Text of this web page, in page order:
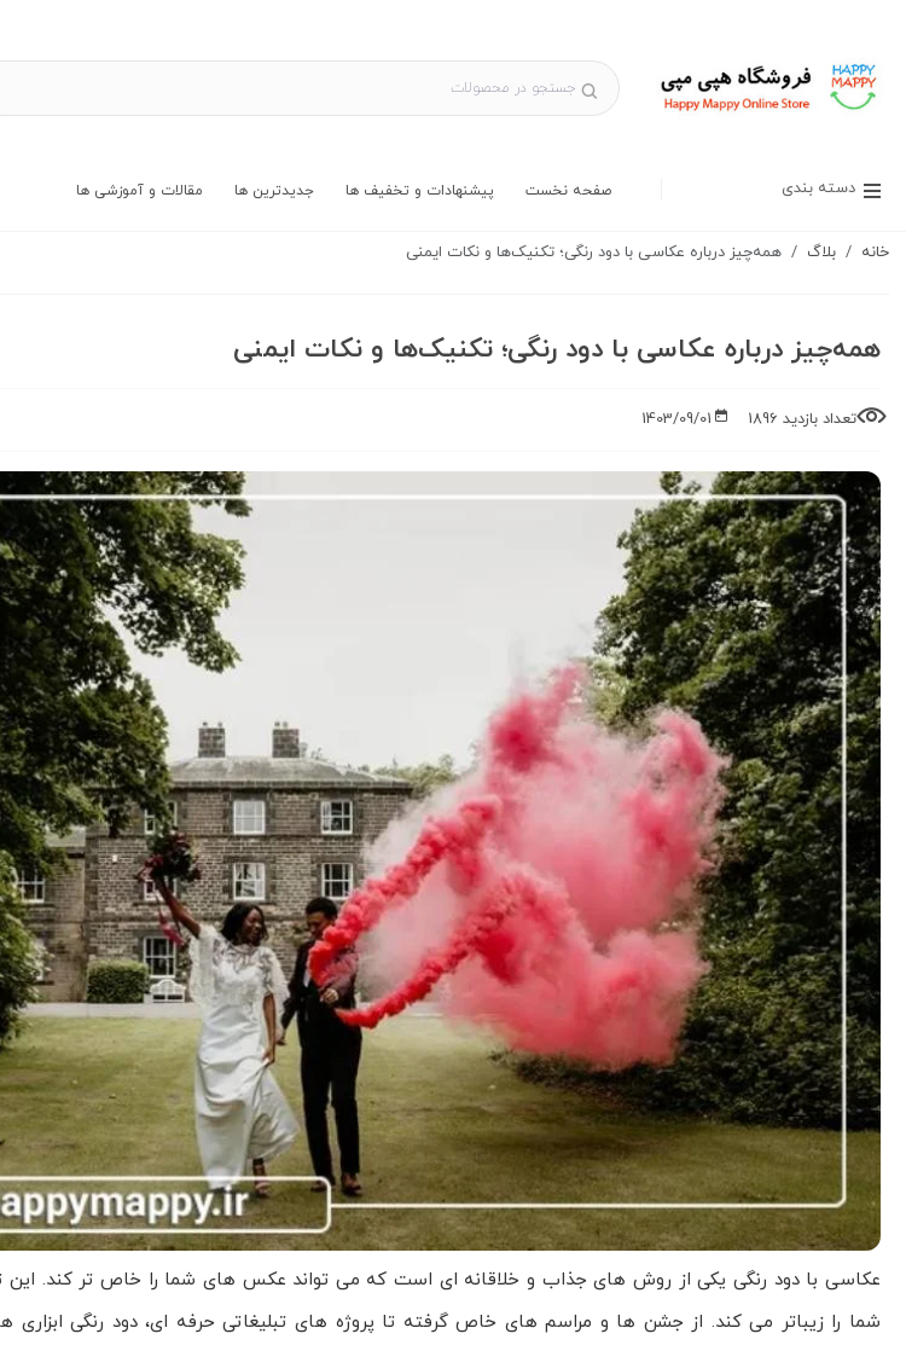
دسته بندی صفحه نخست پیشنهادات و تخفیف ها جدیدترین ها مقالات و آموزشی ها
خانه بلاگ همه‌چیز درباره عکاسی با دود رنگی؛ تکنیک‌ها و نکات ایمنی
همه‌چیز درباره عکاسی با دود رنگی؛ تکنیک‌ها و نکات ایمنی
تعداد بازدید 1896 1403/09/01
عکاسی با دود رنگی یکی از روش های جذاب و خلاقانه ای است که می تواند عکس های شما را خاص تر کند. این
شما را زیباتر می کند. از جشن ها و مراسم های خاص گرفته تا پروژه های تبلیغاتی حرفه ای، دود رنگی ابزاری